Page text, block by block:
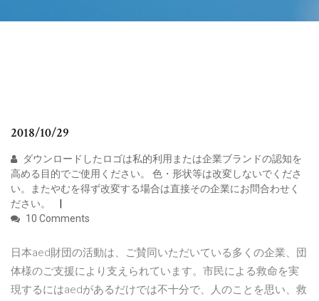
2018/10/29
ダウンロードしたロゴは私的利用または企業ブランドの認知を
高める目的でご使用ください。 色・形状等は改変しないでくださ
い。またやむを得ず改変する場合は直接その企業にお問合わせく
ださい。
10 Comments
日本aed財団の活動は、ご賛同いただいている多くの企業、団
体様のご支援により支えられています。市民による救命を実
現するにはaedがあるだけでは不十分で、人のことを思い、救